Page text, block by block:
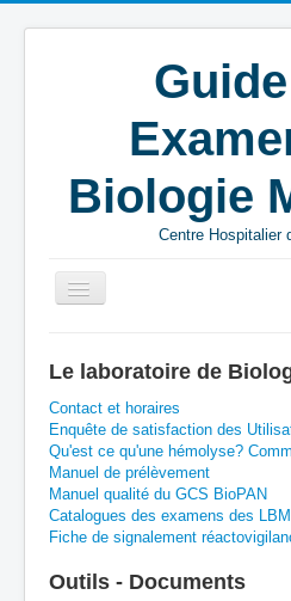
Biologie
Centre Hospitalier
Panel infectieux pneumonie
Le laboratoire de
Contact et horaires
Enquête de satisfaction des
Qu'est ce qu'une hémolyse?
Manuel de prélèvement
Manuel qualité du GCS BioPAN
Catalogues des examens des
Fiche de signalement
Outils - Documents